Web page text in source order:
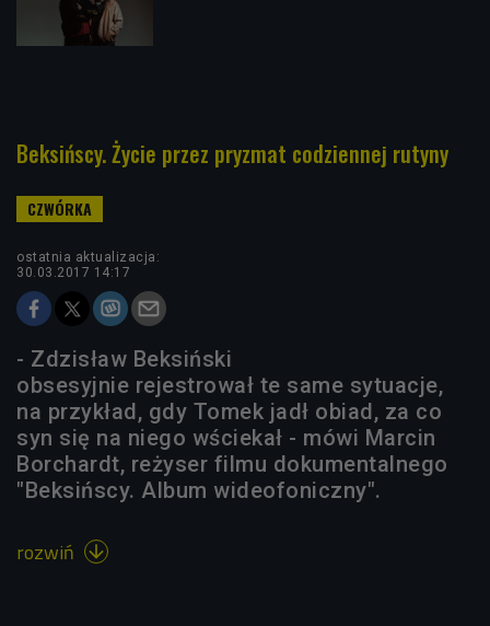
Beksińscy. Życie przez pryzmat codziennej rutyny
ostatnia aktualizacja:
30.03.2017 14:17
- Zdzisław Beksiński
obsesyjnie rejestrował te same sytuacje,
na przykład, gdy Tomek jadł obiad, za co
syn się na niego wściekał - mówi Marcin
Borchardt, reżyser filmu dokumentalnego
"Beksińscy. Album wideofoniczny".
rozwiń 